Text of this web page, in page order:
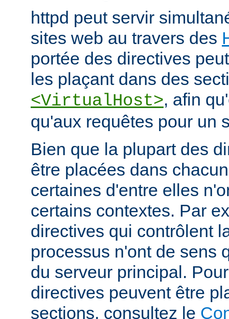
httpd peut servir
sites web au travers des
portée des directives
les plaçant dans des
<VirtualHost>, afin
qu'aux requêtes pour un
Bien que la plupart des
être placées dans
certaines d'entre elles
certains contextes. Par
directives qui contrôlent
processus n'ont de sens
du serveur principal.
directives peuvent être
sections, consultez le